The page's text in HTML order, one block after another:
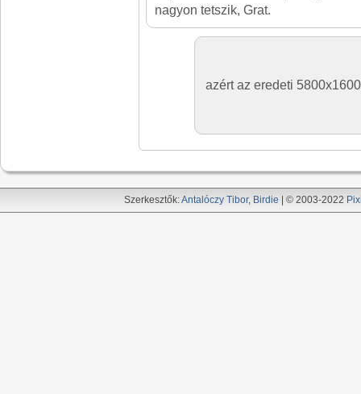
nagyon tetszik, Grat.
azért az eredeti
Szerkesztők:Antalóczy Tibor, Birdie | © 2003-2022